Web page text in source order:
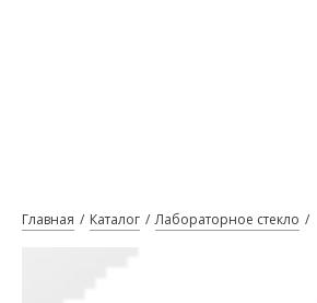
Главная Каталог Лабораторное стекло